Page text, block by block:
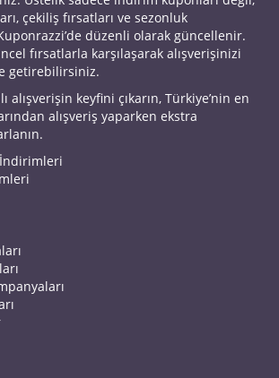
çekiliş fırsatları ve sezonluk
düzenli olarak güncellenir.
fırsatlarla karşılaşarak alışverişinizi
getirebilirsiniz.
alışverişin keyfini çıkarın, Türkiye’nin en
alışveriş yaparken ekstra